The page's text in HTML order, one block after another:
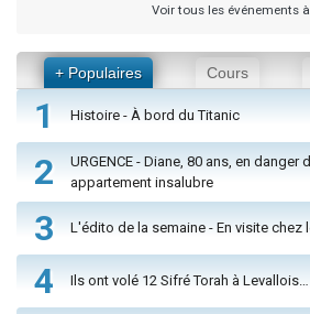
Voir tous les événements
+ Populaires Cours
1 Histoire - À bord du Titanic
2
URGENCE - Diane, 80 ans, en danger
appartement insalubre
3 L'édito de la semaine - En visite chez
4 Ils ont volé 12 Sifré Torah à